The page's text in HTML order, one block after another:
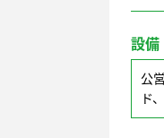
設備
公
ド